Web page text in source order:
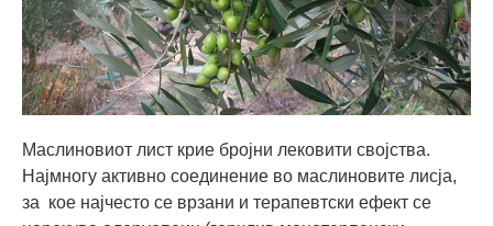
Маслиновиот лист крие бројни лековити својства.
Најмногу активно соединение во маслиновите лисја,
за кое најчесто се врзани и терапевтски ефект се